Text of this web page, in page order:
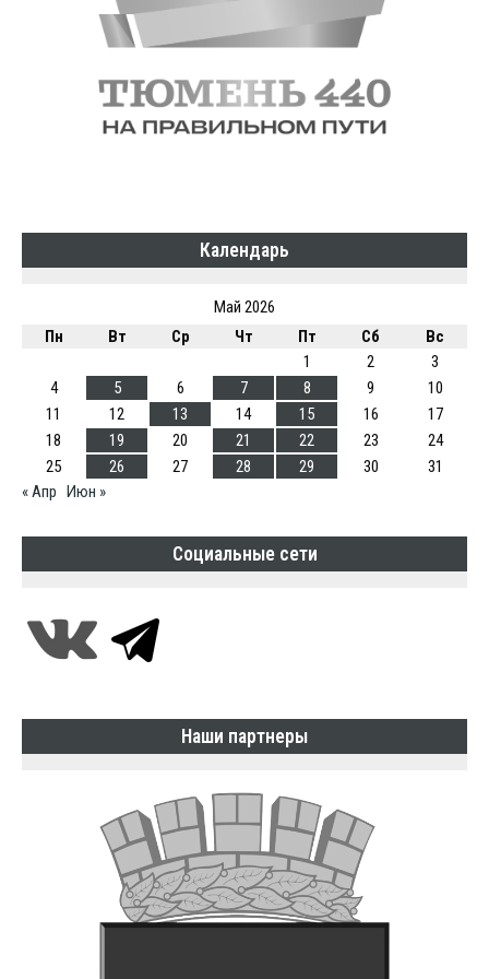
Календарь
Май 2026
Пн
Вт Ср Чт Пт Сб
Вс
1
2
3
4
5 6 7 8 9
10
11
12 13 14 15 16
17
18
19 20 21 22 23
24
25
26 27 28 29 30
31
« Апр Июн »
Социальные сети
Наши партнеры